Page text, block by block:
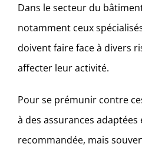
Dans le secteur du
notamment ceux
doivent faire face à divers
affecter leur activité.
Pour se prémunir contre
à des assurances
recommandée, mais